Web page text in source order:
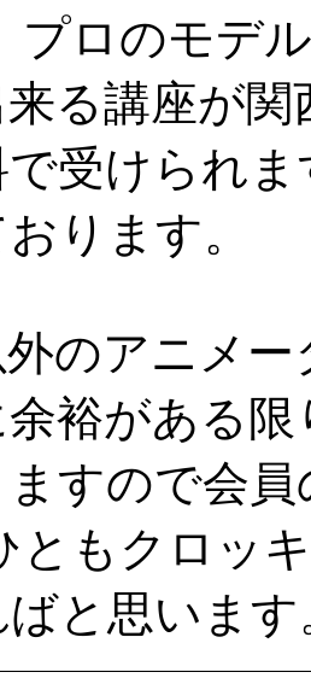
プロのモデ
る講座が
受けられ
ります。
のアニメー
裕がある
すので会
ともクロッ
と思います